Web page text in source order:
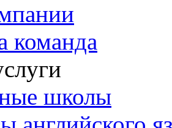
команда
школы